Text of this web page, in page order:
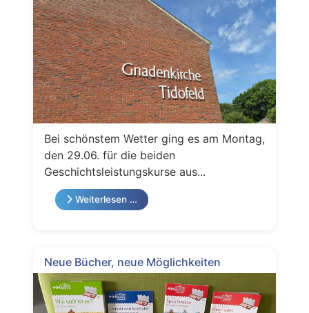
Bei schönstem Wetter ging es am Montag,
den 29.06. für die beiden
Geschichtsleistungskurse aus...
Weiterlesen …
Neue Bücher, neue Möglichkeiten